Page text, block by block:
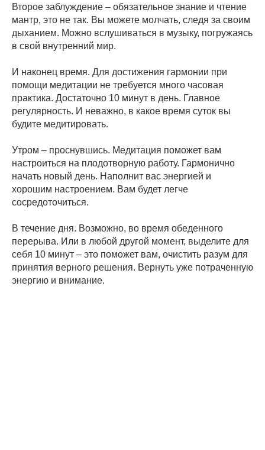
Второе заблуждение – обязательное знание и чтение
мантр, это не так. Вы можете молчать, следя за своим
дыханием. Можно вслушиваться в музыку, погружаясь
в свой внутренний мир.
И наконец время. Для достижения гармонии при
помощи медитации не требуется много часовая
практика. Достаточно 10 минут в день. Главное
регулярность. И неважно, в какое время суток вы
будите медитировать.
Утром – проснувшись. Медитация поможет вам
настроиться на плодотворную работу. Гармонично
начать новый день. Наполнит вас энергией и
хорошим настроением. Вам будет легче
сосредоточиться.
В течение дня. Возможно, во время обеденного
перерыва. Или в любой другой момент, выделите для
себя 10 минут – это поможет вам, очистить разум для
принятия верного решения. Вернуть уже потраченную
энергию и внимание.